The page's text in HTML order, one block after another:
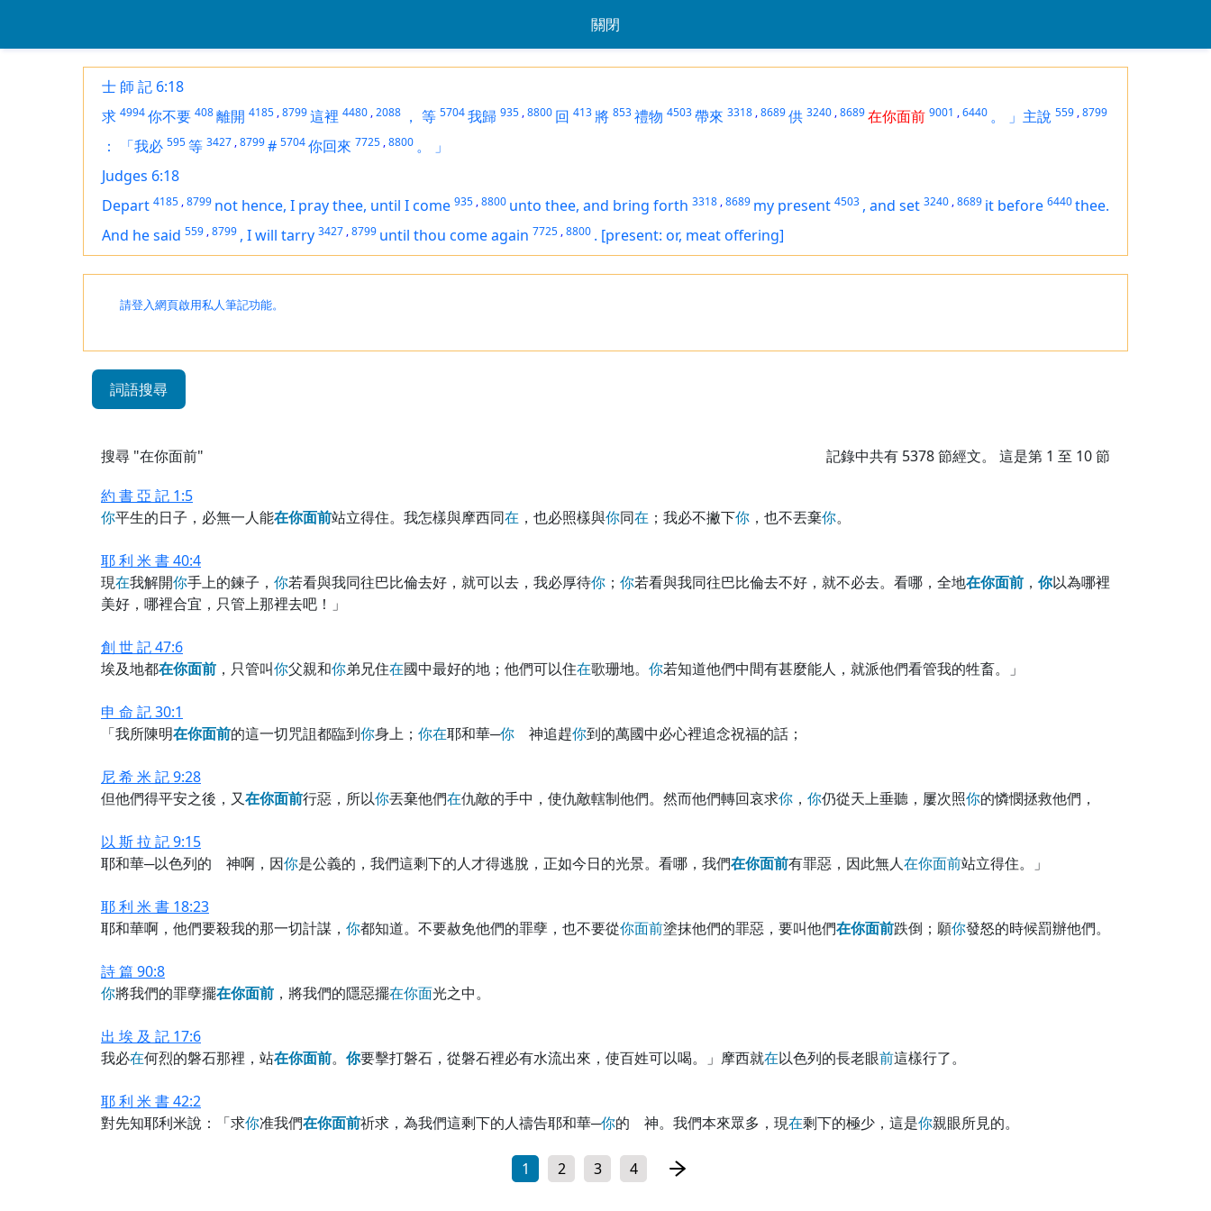
關閉
士 師 記 6:18
求 4994你不要 408離開 4185 ,8799這裡 4480 ,2088 ， 等 5704我歸 935 ,8800 回 413 將 853禮物 4503帶來 3318 ,8689供 3240 ,8689在你面前 9001 ,6440 。 」主說 559 ,8799
： 「我必 595等 3427 ,8799# 5704你回來 7725 ,8800 。
」
Judges 6:18
Depart 4185 ,8799 not hence, I pray thee, until I come 935 ,8800 unto thee, and bring forth 3318 ,8689 my present 4503 , and set 3240 ,8689 it before 6440thee.
And he said 559 ,8799 , I will tarry 3427 ,8799 until thou come again 7725 ,8800 . [present: or, meat offering]
請登入網頁啟用私人筆記功能。
詞語搜尋
搜尋 "在你面前" 記錄中共有 5378節經文。 這是第 1 至 10 節
約 書 亞 記 1:5
你平生的日子，必無一人能在你面前站立得住。我怎樣與摩西同在 ，也必照樣與你同在 ；我必不撇下你 ，也不丟棄你。
耶 利 米 書 40:4
現在我解開你手上的鍊子， 你若看與我同往巴比倫去好，就可以去，我必厚待你 ； 你若看與我同往巴比倫去不好，就不必去。看哪，全地在你面前 ， 你以為哪裡
美好，哪裡合宜，只管上那裡去吧！」
創 世 記 47:6
埃及地都在你面前 ，只管叫你父親和你弟兄住在國中最好的地；他們可以住在歌珊地。 你若知道他們中間有甚麼能人，就派他們看管我的牲畜。」
申 命 記 30:1
「我所陳明在你面前的這一切咒詛都臨到你身上； 你在耶和華─你 神追趕你到的萬國中必心裡追念祝福的話；
尼 希 米 記 9:28
但他們得平安之後，又在你面前行惡，所以你丟棄他們在仇敵的手中，使仇敵轄制他們。然而他們轉回哀求你 ， 你仍從天上垂聽，屢次照你的憐憫拯救他們，
以 斯 拉 記 9:15
耶和華─以色列的 神啊，因你是公義的，我們這剩下的人才得逃脫，正如今日的光景。看哪，我們在你面前有罪惡，因此無人在你面前站立得住。」
耶 利 米 書 18:23
耶和華啊，他們要殺我的那一切計謀， 你都知道。不要赦免他們的罪孽，也不要從你面前塗抹他們的罪惡，要叫他們在你面前跌倒；願你發怒的時候罰辦他們。
詩 篇 90:8
你將我們的罪孽擺在你面前 ，將我們的隱惡擺在你面光之中。
出 埃 及 記 17:6
我必在何烈的磐石那裡，站在你面前。 你要擊打磐石，從磐石裡必有水流出來，使百姓可以喝。」摩西就在以色列的長老眼前這樣行了。
耶 利 米 書 42:2
對先知耶利米說：「求你准我們在你面前祈求，為我們這剩下的人禱告耶和華─你的 神。我們本來眾多，現在剩下的極少，這是你親眼所見的。
1 2 3 4